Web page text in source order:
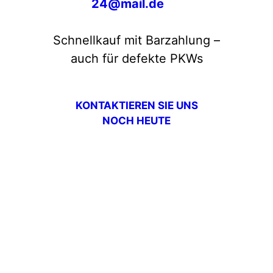
24@mail.de
Schnellkauf mit Barzahlung –
auch für defekte PKWs
KONTAKTIEREN SIE UNS
NOCH HEUTE